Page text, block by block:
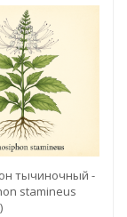
тычиночный -
stamineus